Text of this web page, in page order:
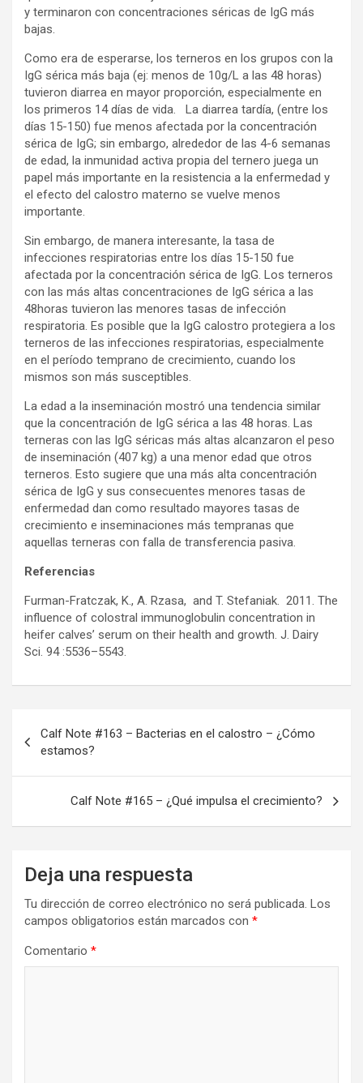
y terminaron con concentraciones séricas de IgG más
bajas.
Como era de esperarse, los terneros en los grupos con la
IgG sérica más baja (ej: menos de 10g/L a las 48 horas)
tuvieron diarrea en mayor proporción, especialmente en
los primeros 14 días de vida. La diarrea tardía, (entre los
días 15-150) fue menos afectada por la concentración
sérica de IgG; sin embargo, alrededor de las 4-6 semanas
de edad, la inmunidad activa propia del ternero juega un
papel más importante en la resistencia a la enfermedad y
el efecto del calostro materno se vuelve menos
importante.
Sin embargo, de manera interesante, la tasa de
infecciones respiratorias entre los días 15-150 fue
afectada por la concentración sérica de IgG. Los terneros
con las más altas concentraciones de IgG sérica a las
48horas tuvieron las menores tasas de infección
respiratoria. Es posible que la IgG calostro protegiera a los
terneros de las infecciones respiratorias, especialmente
en el período temprano de crecimiento, cuando los
mismos son más susceptibles.
La edad a la inseminación mostró una tendencia similar
que la concentración de IgG sérica a las 48 horas. Las
terneras con las IgG séricas más altas alcanzaron el peso
de inseminación (407 kg) a una menor edad que otros
terneros. Esto sugiere que una más alta concentración
sérica de IgG y sus consecuentes menores tasas de
enfermedad dan como resultado mayores tasas de
crecimiento e inseminaciones más tempranas que
aquellas terneras con falla de transferencia pasiva.
Referencias
Furman-Fratczak, K., A. Rzasa, and T. Stefaniak. 2011. The
influence of colostral immunoglobulin concentration in
heifer calves’ serum on their health and growth. J. Dairy
Sci. 94 :5536–5543.
de
entradas
Calf Note #163 – Bacterias en el calostro – ¿Cómo
estamos?
Calf Note #165 – ¿Qué impulsa el crecimiento?
Deja una respuesta
Tu dirección de correo electrónico no será publicada. Los
campos obligatorios están marcados con *
Comentario *